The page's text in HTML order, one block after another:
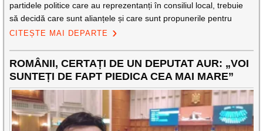
partidele politice care au reprezentanți în consiliul local, trebuie
să decidă care sunt alianțele și care sunt propunerile pentru
CITEȘTE MAI DEPARTE
ROMÂNII, CERTAȚI DE UN DEPUTAT AUR: „VOI
SUNTEȚI DE FAPT PIEDICA CEA MAI MARE”